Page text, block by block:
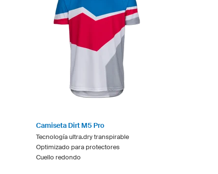
Camiseta Dirt M5 Pro
Tecnología ultra.dry transpirable
Optimizado para protectores
Cuello redondo